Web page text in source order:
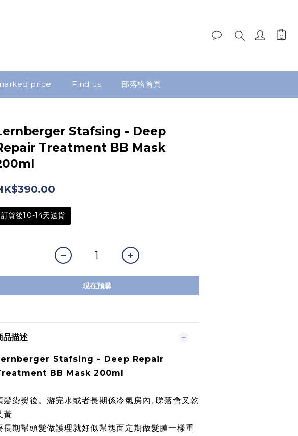
price Find us 部落格首頁
Stafsing - Deep
Treatment BB Mask
訂貨後10-14天送貨
現在預購
品描述
Stafsing - Deep Repair
BB Mask 200ml
髮染熨後。游完水或者長期係冷氣房內, 睇落會又乾
黃
長期幫頭髮做護理就好似幫塊面定期做髮膜一樣重